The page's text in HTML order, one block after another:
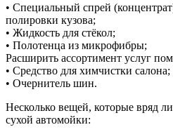
• Специальный спрей
полировки кузова;
• Жидкость для стёкол;
• Полотенца из микрофибры;
Расширить ассортимент услуг
• Средство для химчистки салона;
• Очернитель шин.
Несколько вещей, которые вряд
сухой автомойки: